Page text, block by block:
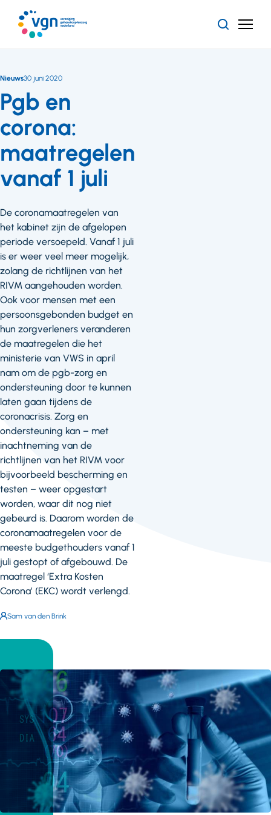
naar
hoofdinhoud
ZoekenMenu
Pgb en
corona:
maatregelen
vanaf 1 juli
Nieuws30 juni 2020
De coronamaatregelen van
het kabinet zijn de afgelopen
periode versoepeld. Vanaf 1 juli
is er weer veel meer mogelijk,
zolang de richtlijnen van het
RIVM aangehouden worden.
Ook voor mensen met een
persoonsgebonden budget en
hun zorgverleners veranderen
de maatregelen die het
ministerie van VWS in april
nam om de pgb-zorg en
ondersteuning door te kunnen
laten gaan tijdens de
coronacrisis. Zorg en
ondersteuning kan – met
inachtneming van de
richtlijnen van het RIVM voor
bijvoorbeeld bescherming en
testen – weer opgestart
worden, waar dit nog niet
gebeurd is. Daarom worden de
coronamaatregelen voor de
meeste budgethouders vanaf 1
juli gestopt of afgebouwd. De
maatregel ‘Extra Kosten
Corona’ (EKC) wordt verlengd.
Auteur:
Sam van den Brink